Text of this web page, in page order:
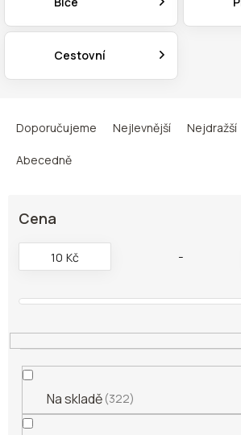
Cestovní
e
ů
Doporučujeme Nejlevnější Nejdražší
Abecedně
Cena
10 Kč
Na skladě 322